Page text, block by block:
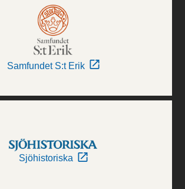
Samfundet S:t Erik
Sjöhistoriska